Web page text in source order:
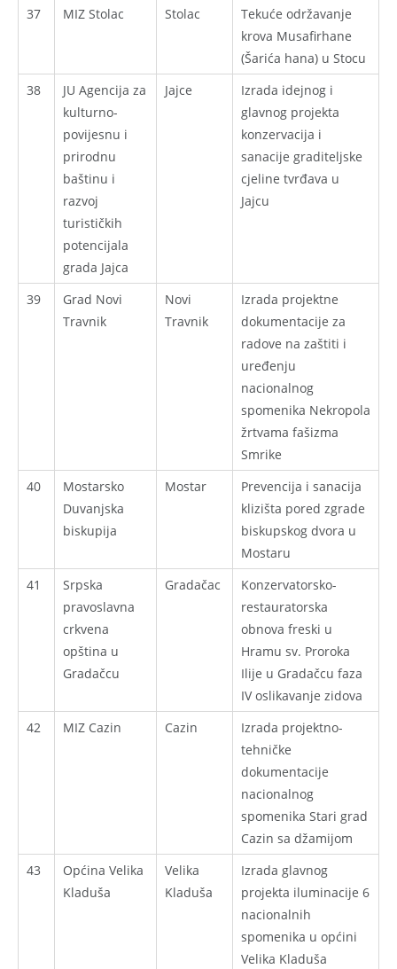
37 MIZ Stolac Stolac
Tekuće održavanje
krova Musafirhane
(Šarića hana) u Stocu
38
JU Agencija za
kulturno-
povijesnu i
prirodnu
baštinu i
razvoj
turističkih
potencijala
grada Jajca
Jajce
Izrada idejnog i
glavnog projekta
konzervacija i
sanacije graditeljske
cjeline tvrđava u
Jajcu
39
Grad Novi
Travnik
Novi
Travnik
Izrada projektne
dokumentacije za
radove na zaštiti i
uređenju
nacionalnog
spomenika Nekropola
žrtvama fašizma
Smrike
40
Mostarsko
Duvanjska
biskupija
Mostar
Prevencija i sanacija
klizišta pored zgrade
biskupskog dvora u
Mostaru
41
Srpska
pravoslavna
crkvena
opština u
Gradačcu
Gradačac
Konzervatorsko-
restauratorska
obnova freski u
Hramu sv. Proroka
Ilije u Gradačcu faza
IV oslikavanje zidova
42
MIZ Cazin Cazin
Izrada projektno-
tehničke
dokumentacije
nacionalnog
spomenika Stari grad
Cazin sa džamijom
43
Općina Velika
Kladuša
Velika
Kladuša
Izrada glavnog
projekta iluminacije 6
nacionalnih
spomenika u općini
Velika Kladuša